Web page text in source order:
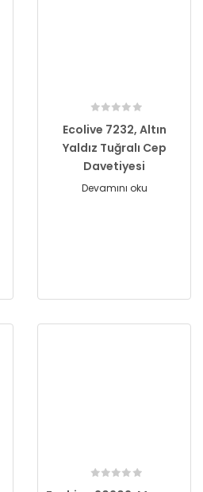
Ecolive 7232, Altın
Yaldız Tuğralı Cep
Davetiyesi
Devamını oku